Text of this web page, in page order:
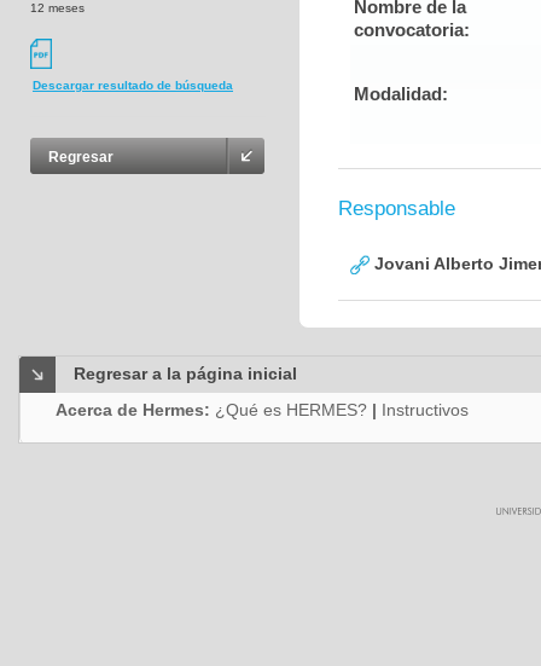
12 meses
Descargar resultado de búsqueda
Regresar
Nombre de la
convocatoria:
Modalidad:
Responsable
Jovani Alberto
Regresar a la página inicial
Acerca de Hermes: ¿Qué es HERMES? | Instructivos